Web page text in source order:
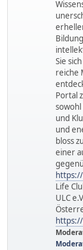
Sie
reiche
Portal
und
und
bloss
einer
Life
ULC